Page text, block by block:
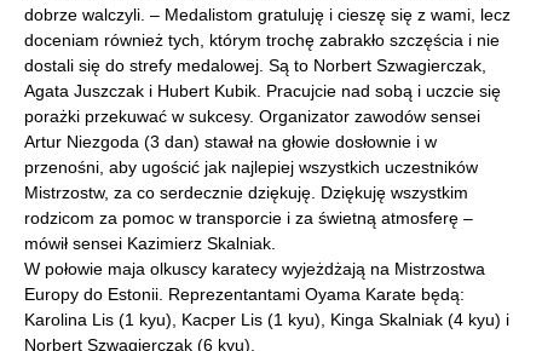
dobrze walczyli. – Medalistom gratuluję i cieszę się z wami, lecz
doceniam również tych, którym trochę zabrakło szczęścia i nie
dostali się do strefy medalowej. Są to Norbert Szwagierczak,
Agata Juszczak i Hubert Kubik. Pracujcie nad sobą i uczcie się
porażki przekuwać w sukcesy. Organizator zawodów sensei
Artur Niezgoda (3 dan) stawał na głowie dosłownie i w
przenośni, aby ugościć jak najlepiej wszystkich uczestników
Mistrzostw, za co serdecznie dziękuję. Dziękuję wszystkim
rodzicom za pomoc w transporcie i za świetną atmosferę –
mówił sensei Kazimierz Skalniak.
W połowie maja olkuscy karatecy wyjeżdżają na Mistrzostwa
Europy do Estonii. Reprezentantami Oyama Karate będą:
Karolina Lis (1 kyu), Kacper Lis (1 kyu), Kinga Skalniak (4 kyu) i
Norbert Szwagierczak (6 kyu).